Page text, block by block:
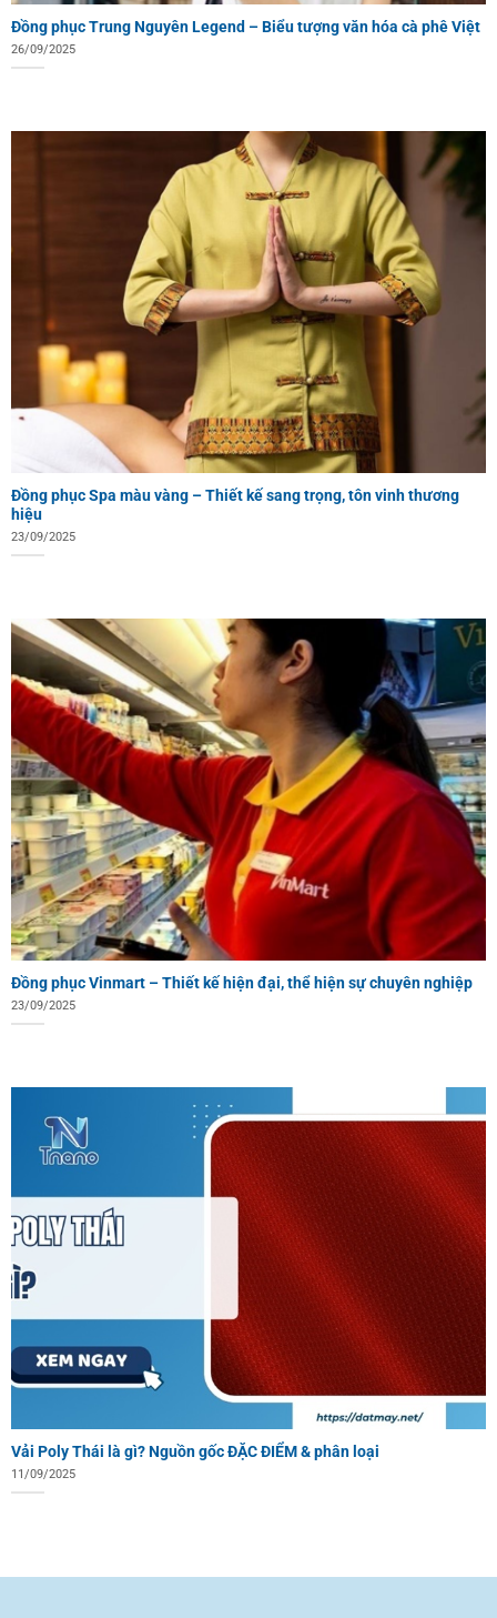
Đồng phục Trung Nguyên Legend – Biểu tượng văn hóa cà phê Việt
26/09/2025
Đồng phục Spa màu vàng – Thiết kế sang trọng, tôn vinh thương
hiệu
23/09/2025
Đồng phục Vinmart – Thiết kế hiện đại, thể hiện sự chuyên nghiệp
23/09/2025
Vải Poly Thái là gì? Nguồn gốc ĐẶC ĐIỂM & phân loại
11/09/2025